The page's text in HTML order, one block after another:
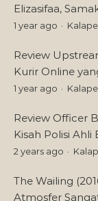
Elizasifaa,
1 year ago
Review
Kurir Online
1 year ago
Review Officer
Kisah Polisi Ahli
2 years ago
The Wailing
Atmosfer